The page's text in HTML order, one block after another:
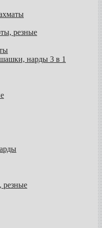
резные
нарды 3 в 1
резные